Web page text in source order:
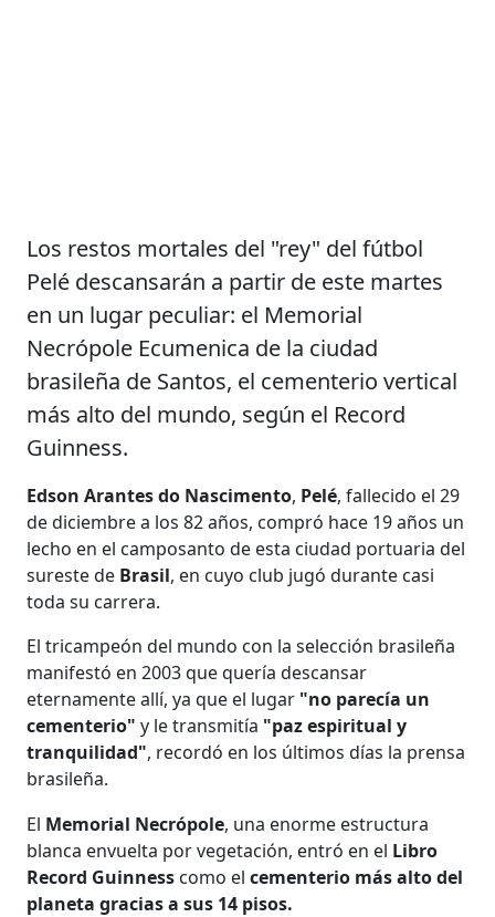
Los restos mortales del "rey" del fútbol
Pelé descansarán a partir de este martes
en un lugar peculiar: el Memorial
Necrópole Ecumenica de la ciudad
brasileña de Santos, el cementerio vertical
más alto del mundo, según el Record
Guinness.
Edson Arantes do Nascimento, Pelé, fallecido el 29
de diciembre a los 82 años, compró hace 19 años un
lecho en el camposanto de esta ciudad portuaria del
sureste de Brasil, en cuyo club jugó durante casi
toda su carrera.
El tricampeón del mundo con la selección brasileña
manifestó en 2003 que quería descansar
eternamente allí, ya que el lugar "no parecía un
cementerio" y le transmitía "paz espiritual y
tranquilidad", recordó en los últimos días la prensa
brasileña.
El Memorial Necrópole, una enorme estructura
blanca envuelta por vegetación, entró en el Libro
Record Guinness como elcementerio más alto del
planeta gracias a sus 14 pisos.